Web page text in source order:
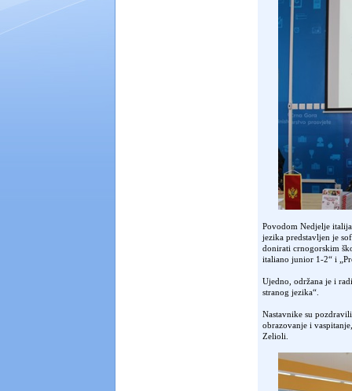
Povodom Nedjelje
jezika predstavljen je
donirati crnogorskim
italiano junior 1-2“ i
Ujedno, održana je i
stranog jezika“.
Nastavnike su
obrazovanje i
Zelioli.